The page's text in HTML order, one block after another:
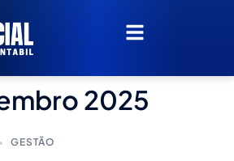
2025
GESTÃO